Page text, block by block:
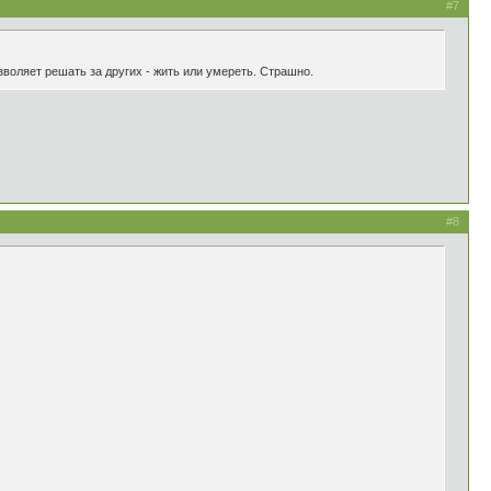
#7
решать за других - жить или умереть. Страшно.
#8